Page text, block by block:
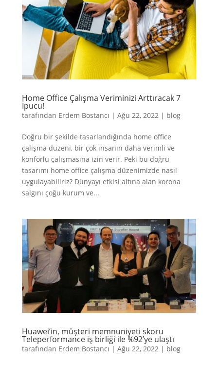
Home Office Çalışma Veriminizi Arttıracak 7
İpucu!
tarafından Erdem Bostancı | Ağu 22, 2022| blog
Doğru bir şekilde tasarlandığında home office
çalışma düzeni, bir çok insanın daha verimli ve
konforlu çalışmasına izin verir. Peki bu doğru
tasarımı home office çalışma düzenimizde nasıl
uygulayabiliriz? Dünyayı etkisi altına alan korona
salgını çoğu kurum ve...
Huawei’in, müşteri memnuniyeti skoru
Teleperformance iş birliği ile %92’ye ulaştı
tarafından Erdem Bostancı | Ağu 22, 2022| blog